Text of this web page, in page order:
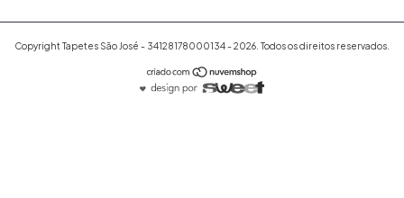
Copyright Tapetes São José - 34128178000134 - 2026. Todos os direitos reservados.